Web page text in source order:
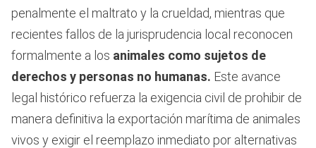
penalmente el maltrato y la crueldad, mientras que
recientes fallos de la jurisprudencia local reconocen
formalmente a los animales como sujetos de
derechos y personas no humanas. Este avance
legal histórico refuerza la exigencia civil de prohibir de
manera definitiva la exportación marítima de animales
vivos y exigir el reemplazo inmediato por alternativas